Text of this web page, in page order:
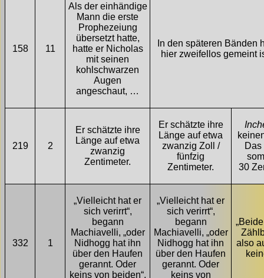
158 11
Als der einhändige
Mann die erste
Prophezeiung
übersetzt hatte,
hatte er Nicholas
mit seinen
kohlschwarzen
Augen
angeschaut, …
In den späteren Bänden
hier zweifellos gemeint
219 2
Er schätzte ihre
Länge auf etwa
zwanzig
Zentimeter.
Er schätzte ihre
Länge auf etwa
zwanzig Zoll /
fünfzig
Zentimeter.
30
332 1
„Vielleicht hat er
sich verirrt“,
begann
Machiavelli, „oder
Nidhogg hat ihn
über den Haufen
gerannt. Oder
keins von beiden“,
„Vielleicht hat er
sich verirrt“,
begann
Machiavelli, „oder
Nidhogg hat ihn
über den Haufen
gerannt. Oder
keins von
also